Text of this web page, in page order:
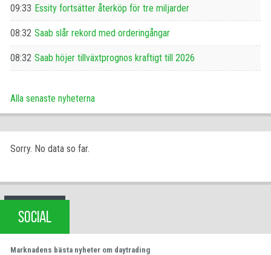
09:33 Essity fortsätter återköp för tre miljarder
08:32 Saab slår rekord med orderingångar
08:32 Saab höjer tillväxtprognos kraftigt till 2026
Alla senaste nyheterna
Sorry. No data so far.
SOCIAL
Marknadens bästa nyheter om daytrading